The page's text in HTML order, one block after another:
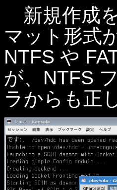
新規作成
マット形式
NTFS や
が、NTFS
ラからも正